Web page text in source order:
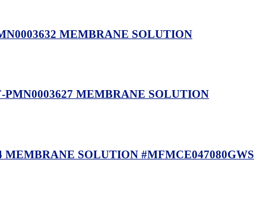
MEMBRANE SOLUTION
MEMBRANE SOLUTION
MEMBRANE SOLUTION #MFMCE047080GWS